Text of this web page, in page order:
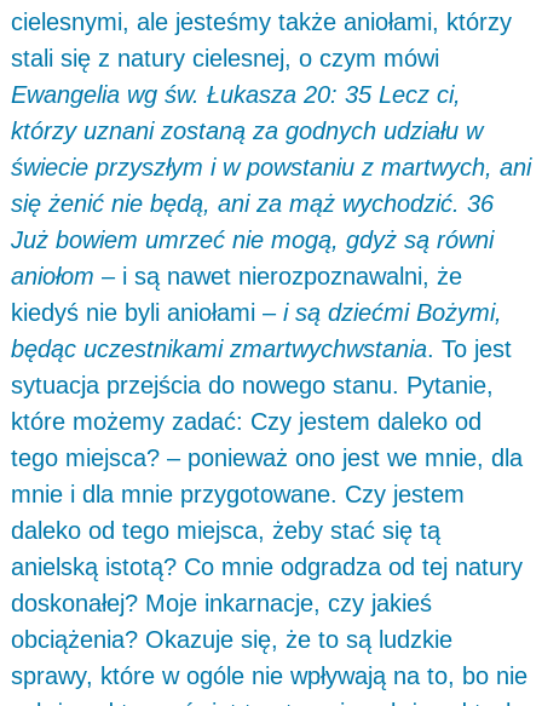
cielesnymi, ale jesteśmy także aniołami, którzy
stali się z natury cielesnej, o czym mówi
Ewangelia wg św. Łukasza 20: 35 Lecz ci,
którzy uznani zostaną za godnych udziału w
świecie przyszłym i w powstaniu z martwych, ani
się żenić nie będą, ani za mąż wychodzić. 36
Już bowiem umrzeć nie mogą, gdyż są równi
aniołom – i są nawet nierozpoznawalni, że
kiedyś nie byli aniołami – i są dziećmi Bożymi,
będąc uczestnikami zmartwychwstania. To jest
sytuacja przejścia do nowego stanu. Pytanie,
które możemy zadać: Czy jestem daleko od
tego miejsca? – ponieważ ono jest we mnie, dla
mnie i dla mnie przygotowane. Czy jestem
daleko od tego miejsca, żeby stać się tą
anielską istotą? Co mnie odgradza od tej natury
doskonałej? Moje inkarnacje, czy jakieś
obciążenia? Okazuje się, że to są ludzkie
sprawy, które w ogóle nie wpływają na to, bo nie